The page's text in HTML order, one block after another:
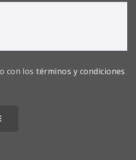
con lostérminos y condiciones